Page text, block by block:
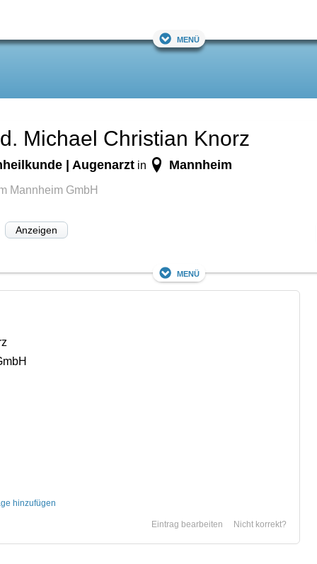
Menü
Michael Christian Knorz
| Augenarzt in Mannheim
Mannheim GmbH
Anzeigen
Menü
hinzufügen
Nicht korrekt?
Eintrag bearbeiten